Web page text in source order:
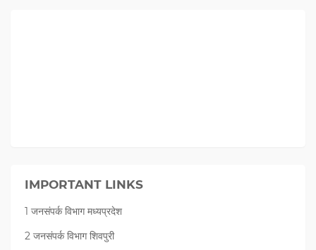
IMPORTANT LINKS
1 जनसंपर्क विभाग मध्यप्रदेश
2 जनसंपर्क विभाग शिवपुरी